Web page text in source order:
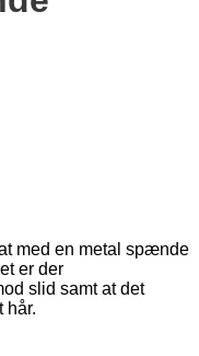
med en metal spænde
er der
slid samt at det
hår.